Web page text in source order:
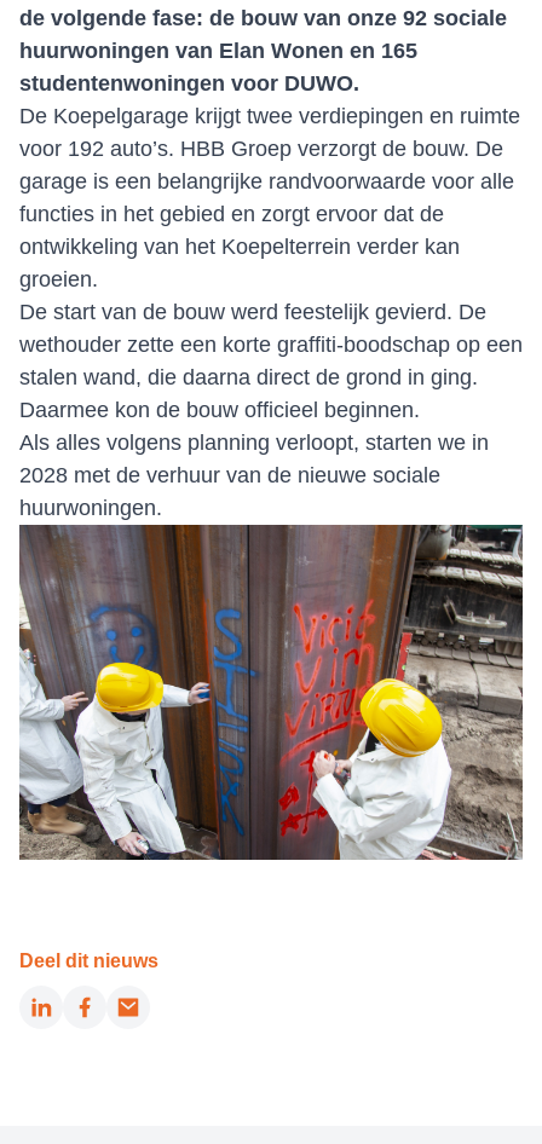
de volgende fase: de bouw van onze 92 sociale
huurwoningen van Elan Wonen en 165
studentenwoningen voor DUWO.
De Koepelgarage krijgt twee verdiepingen en ruimte
voor 192 auto’s. HBB Groep verzorgt de bouw. De
garage is een belangrijke randvoorwaarde voor alle
functies in het gebied en zorgt ervoor dat de
ontwikkeling van het Koepelterrein verder kan
groeien.
De start van de bouw werd feestelijk gevierd. De
wethouder zette een korte graffiti‑boodschap op een
stalen wand, die daarna direct de grond in ging.
Daarmee kon de bouw officieel beginnen.
Als alles volgens planning verloopt, starten we in
2028 met de verhuur van de nieuwe sociale
huurwoningen.
Deel dit nieuws
LinkedInFacebook
Email